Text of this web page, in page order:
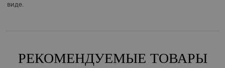
виде.
РЕКОМЕНДУЕМЫЕ ТОВАРЫ